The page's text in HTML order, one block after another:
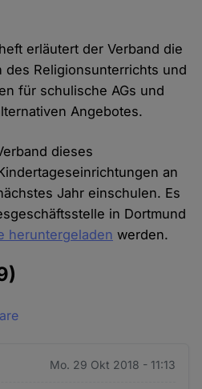
erläutert der Verband die
des Religionsunterrichts und
für schulische AGs und
Angebotes.
dieses
an
Jahr einschulen. Es
in Dortmund
heruntergeladen werden.
Mo. 29 Okt 2018 - 11:13